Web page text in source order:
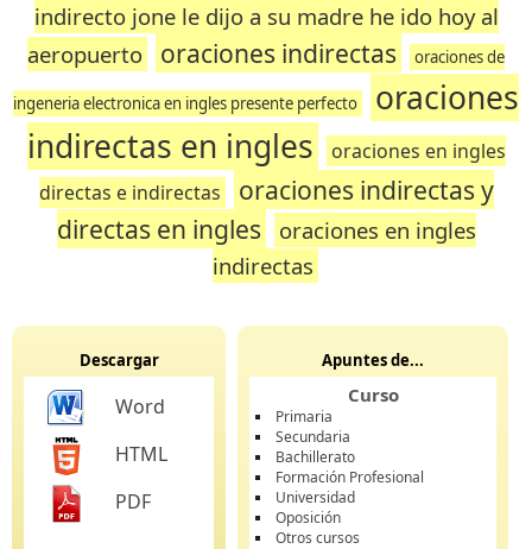
indirecto jone le dijo a su madre he ido hoy al
aeropuerto
oraciones indirectas oraciones de
ingeneria electronica en ingles presente perfecto
oraciones
indirectas en ingles
oraciones en ingles
directas e indirectas
oraciones indirectas y
directas en ingles
oraciones en ingles
indirectas
Descargar
Word
HTML
PDF
Apuntes de...
Curso
Primaria
Secundaria
Bachillerato
Formación Profesional
Universidad
Oposición
Otros cursos